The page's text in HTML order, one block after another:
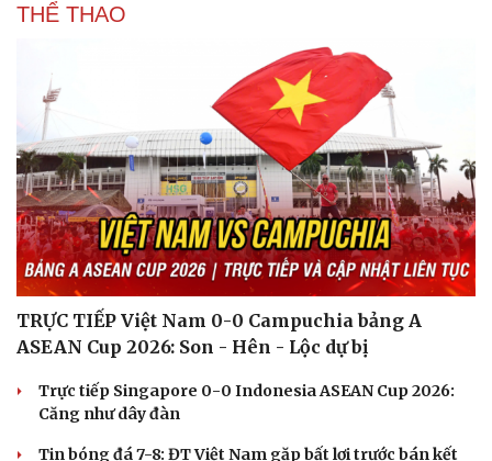
Du lịch
Tư vấn
Săn Tour
check-in
Podcast
Câu chuyện thời sự
Đọc truyện đêm khuya
Cửa sổ tình yêu
Kể chuyện cho bé
Hạt giống tâm hồn
THỂ THAO
TRỰC TIẾP Việt Nam 0-0 Campuchia bảng A
ASEAN Cup 2026: Son - Hên - Lộc dự bị
Trực tiếp Singapore 0-0 Indonesia ASEAN Cup 2026:
Căng như dây đàn
Tin bóng đá 7-8: ĐT Việt Nam gặp bất lợi trước bán kết